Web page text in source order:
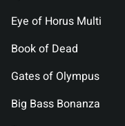
Eye of Horus Multi
Book of Dead
Gates of Olympus
Big Bass Bonanza